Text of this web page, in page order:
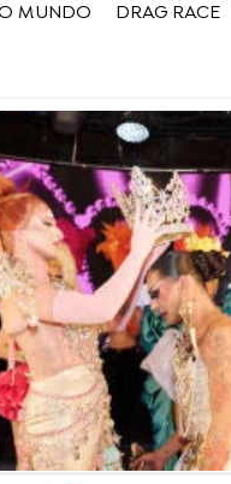
MUNDO
DRAG RACE